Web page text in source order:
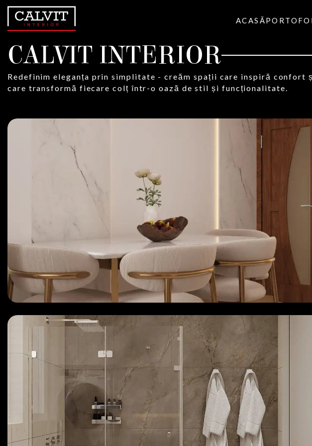
ACASĂ
CALVIT INTERIOR
Redefinim eleganța prin simplitate - creăm spații care inspiră
care transformă fiecare colț într-o oază de stil și funcționalitate.